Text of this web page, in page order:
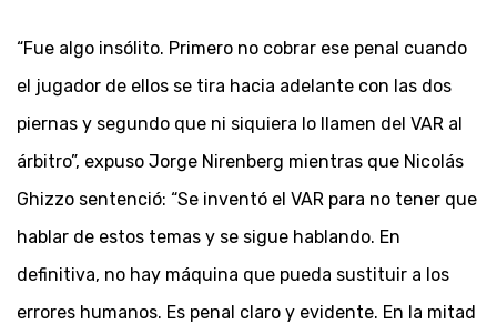
“Fue algo insólito. Primero no cobrar ese penal cuando
el jugador de ellos se tira hacia adelante con las dos
piernas y segundo que ni siquiera lo llamen del VAR al
árbitro”, expuso Jorge Nirenberg mientras que Nicolás
Ghizzo sentenció: “Se inventó el VAR para no tener que
hablar de estos temas y se sigue hablando. En
definitiva, no hay máquina que pueda sustituir a los
errores humanos. Es penal claro y evidente. En la mitad